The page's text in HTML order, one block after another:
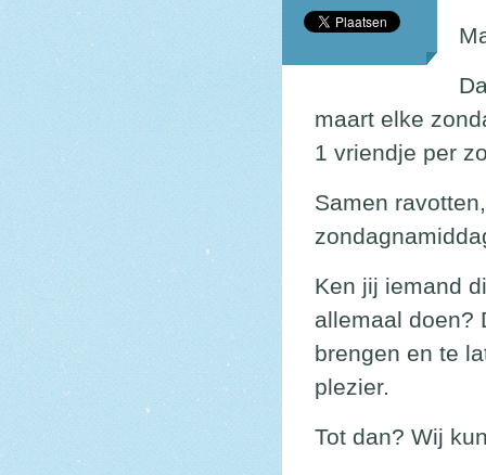
maart elke
1 vriendje per
Samen
Ken jij iemand
allemaal doen?
brengen en te
plezier.
Tot dan? Wij